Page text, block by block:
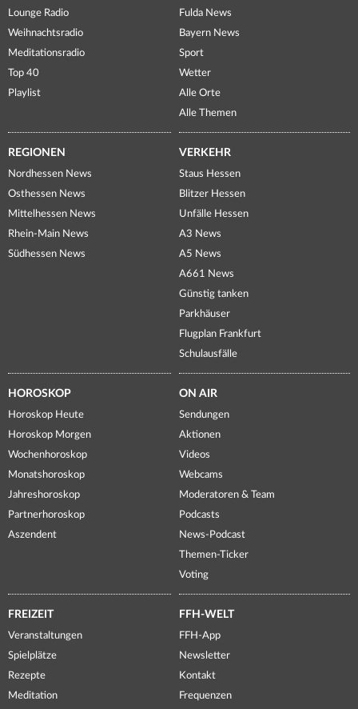
Lounge Radio
Weihnachtsradio
Meditationsradio
Top 40
Playlist
Fulda News
Bayern News
Sport
Wetter
Alle Orte
Alle Themen
REGIONEN
Nordhessen News
Osthessen News
Mittelhessen News
Rhein-Main News
Südhessen News
VERKEHR
Staus Hessen
Blitzer Hessen
Unfälle Hessen
A3 News
A5 News
A661 News
Günstig tanken
Parkhäuser
Flugplan Frankfurt
Schulausfälle
HOROSKOP
Horoskop Heute
Horoskop Morgen
Wochenhoroskop
Monatshoroskop
Jahreshoroskop
Partnerhoroskop
Aszendent
ON AIR
Sendungen
Aktionen
Videos
Webcams
Moderatoren & Team
Podcasts
News-Podcast
Themen-Ticker
Voting
FREIZEIT
Veranstaltungen
Spielplätze
Rezepte
Meditation
FFH-WELT
FFH-App
Newsletter
Kontakt
Frequenzen